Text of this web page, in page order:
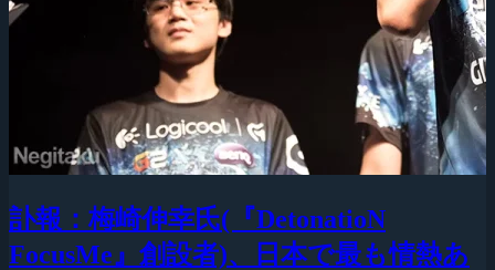
訃報：梅崎伸幸氏(『DetonatioN
FocusMe』創設者)、日本で最も情熱あ